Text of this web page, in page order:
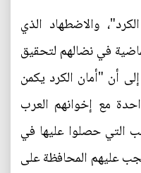
والاضطهاد الذي
في نضالهم لتحقيق
أن "أمان الكرد يكمن
مع إخوانهم العرب
التي حصلوا عليها في
عليهم المحافظة على